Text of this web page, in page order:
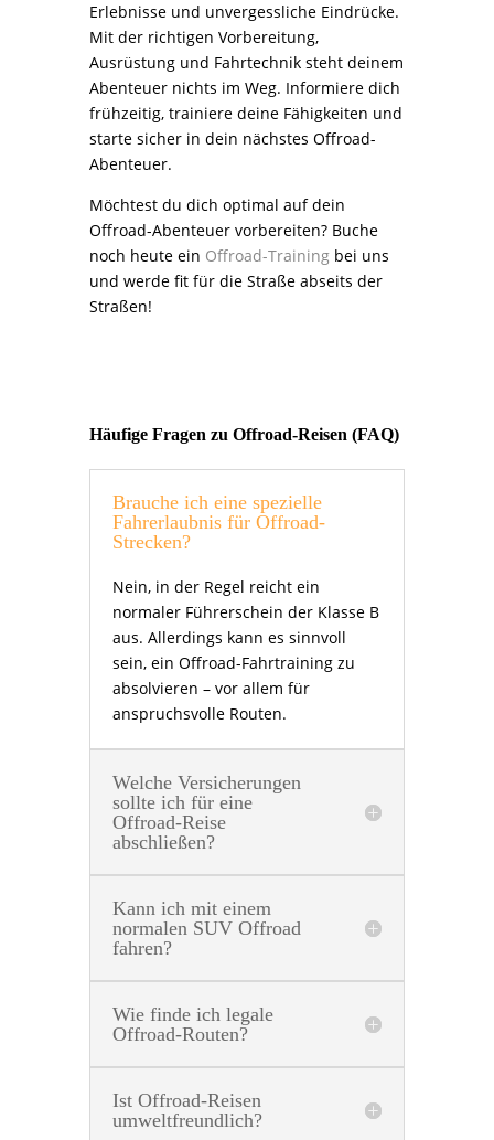
Erlebnisse und unvergessliche Eindrücke.
Mit der richtigen Vorbereitung,
Ausrüstung und Fahrtechnik steht deinem
Abenteuer nichts im Weg. Informiere dich
frühzeitig, trainiere deine Fähigkeiten und
starte sicher in dein nächstes Offroad-
Abenteuer.
Möchtest du dich optimal auf dein
Offroad-Abenteuer vorbereiten? Buche
noch heute ein Offroad-Trainingbei uns
und werde fit für die Straße abseits der
Straßen!
Häufige Fragen zu Offroad-Reisen (FAQ)
Brauche ich eine spezielle
Fahrerlaubnis für Offroad-
Strecken?
Nein, in der Regel reicht ein
normaler Führerschein der Klasse B
aus. Allerdings kann es sinnvoll
sein, ein Offroad-Fahrtraining zu
absolvieren – vor allem für
anspruchsvolle Routen.
Welche Versicherungen
sollte ich für eine
Offroad-Reise
abschließen?
Kann ich mit einem
normalen SUV Offroad
fahren?
Wie finde ich legale
Offroad-Routen?
Ist Offroad-Reisen
umweltfreundlich?